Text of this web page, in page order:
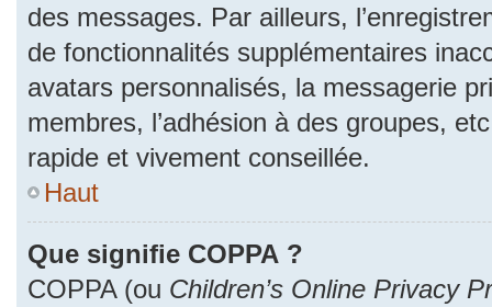
des messages. Par ailleurs,
de fonctionnalités supplémentaires
avatars personnalisés, la messagerie
membres, l’adhésion à des groupes,
rapide et vivement conseillée.
Haut
Que signifie COPPA ?
COPPA (ou Children’s Online Privacy